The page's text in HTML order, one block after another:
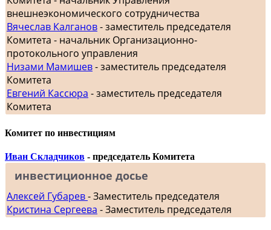
внешнеэкономического сотрудничества
Вячеслав Калганов- заместитель председателя
Комитета - начальник Организационно-
протокольного управления
Низами Мамишев- заместитель председателя
Комитета
Евгений Кассюра - заместитель председателя
Комитета
Комитет по инвестициям
Иван Складчиков - председатель Комитета
инвестиционное досье
Алексей Губарев- Заместитель председателя
Кристина Сергеева - Заместитель председателя